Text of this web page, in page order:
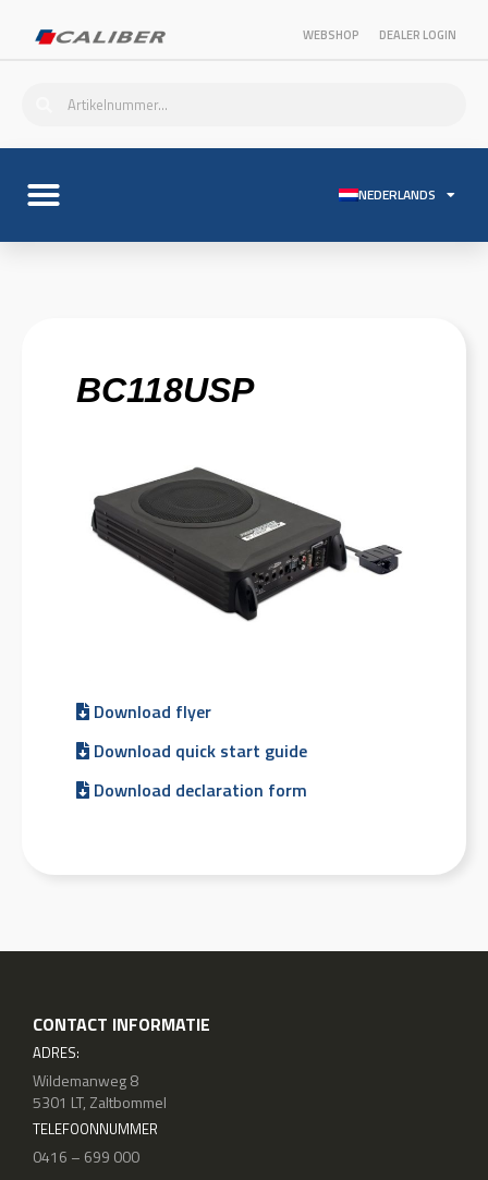
WEBSHOP DEALER LOGIN
NEDERLANDS
BC118USP
Download flyer
Download quick start guide
Download declaration form
CONTACT INFORMATIE
ADRES:
Wildemanweg 8
5301 LT, Zaltbommel
TELEFOONNUMMER
0416 – 699 000